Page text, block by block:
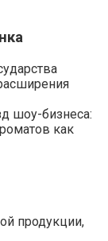
шоу-бизнеса:
как
продукции,